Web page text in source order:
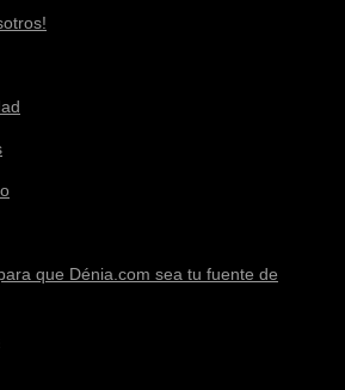
que Dénia.com sea tu fuente de